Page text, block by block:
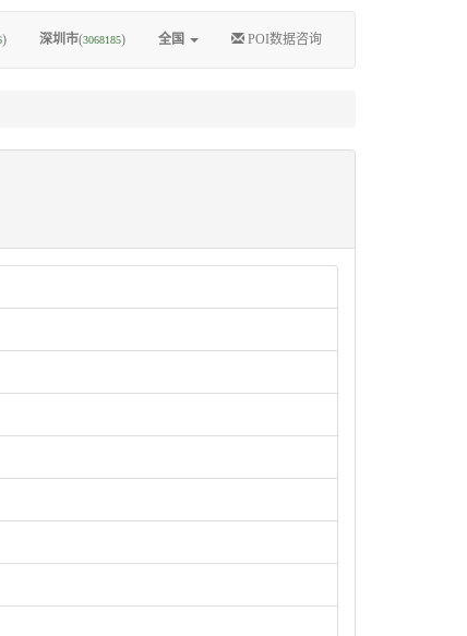
) 深圳市(3068185) 全国 POI数据咨询